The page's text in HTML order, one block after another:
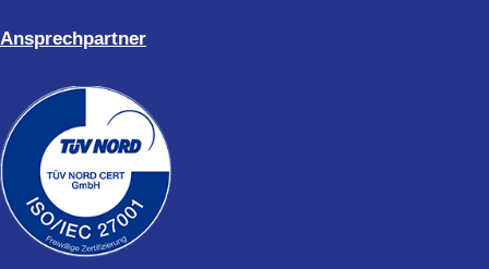
Ansprechpartner